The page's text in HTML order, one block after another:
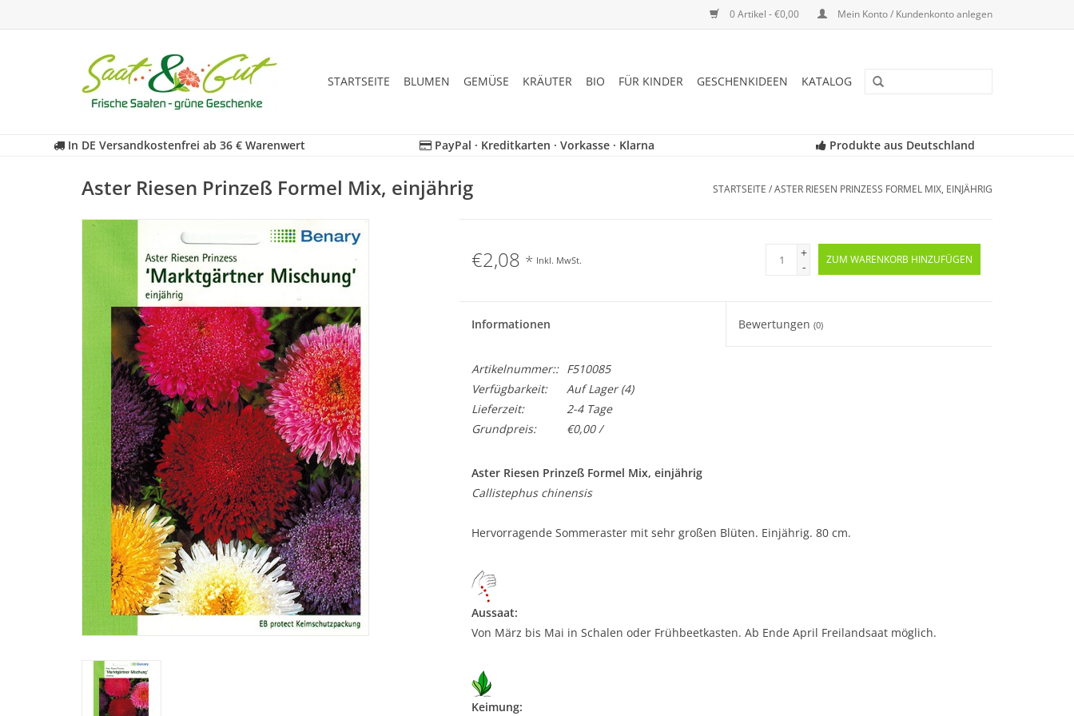
0 Artikel - €0,00 Mein Konto / Kundenkonto anlegen
STARTSEITE BLUMEN GEMÜSE KRÄUTER BIO FÜR KINDER GESCHENKIDEEN KATALOG
In DE Versandkostenfrei ab 36 € Warenwert PayPal · Kreditkarten · Vorkasse · Klarna Produkte aus Deutschland
Aster Riesen Prinzeß Formel Mix, einjährig STARTSEITE /ASTER RIESEN PRINZESS FORMEL MIX, EINJÄHRIG
€2,08 * Inkl. MwSt.
+
-
ZUM WARENKORB HINZUFÜGEN
Informationen Bewertungen(0)
Artikelnummer::
F510085
Verfügbarkeit:
Auf Lager(4)
Lieferzeit:
2-4 Tage
Grundpreis:
€0,00 /
Aster Riesen Prinzeß Formel Mix, einjährig
Callistephus chinensis
Hervorragende Sommeraster mit sehr großen Blüten. Einjährig. 80 cm.
Aussaat:
Von März bis Mai in Schalen oder Frühbeetkasten. Ab Ende April Freilandsaat möglich.
Keimung: